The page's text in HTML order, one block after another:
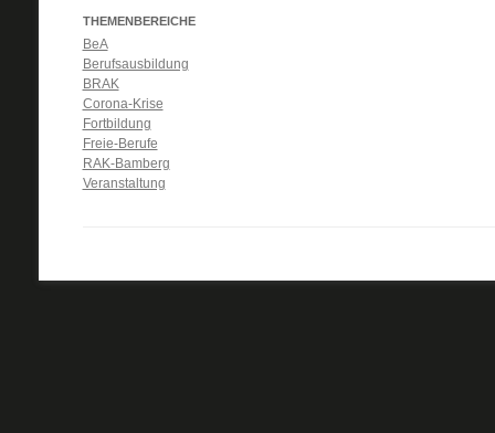
THEMENBEREICHE
BeA
Berufsausbildung
BRAK
Corona-Krise
Fortbildung
Freie-Berufe
RAK-Bamberg
Veranstaltung